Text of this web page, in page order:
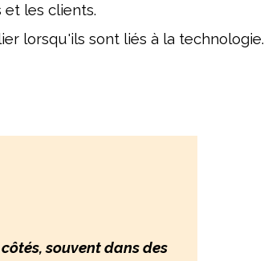
les clients.
lorsqu'ils sont liés à la technologie.
souvent dans des